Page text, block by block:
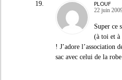
PLOUF
22 juin
Super ce
(à toi et à
! J’adore l’association
sac avec celui de la